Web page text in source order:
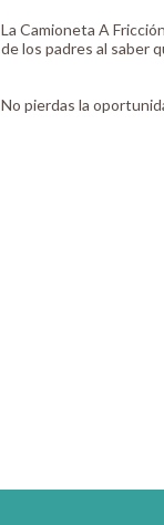
La Camioneta A
de los padres al saber
No pierdas la